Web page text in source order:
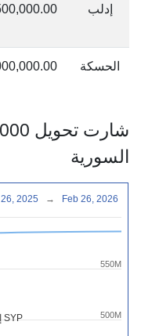
إدلب
الحسكة
السورية
شارت 50000 USD إلى SYP 500M
550M
2025 → Feb 26, 2026